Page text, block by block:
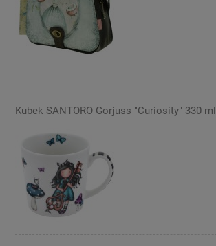
Kubek SANTORO Gorjuss "Curiosity" 330 ml